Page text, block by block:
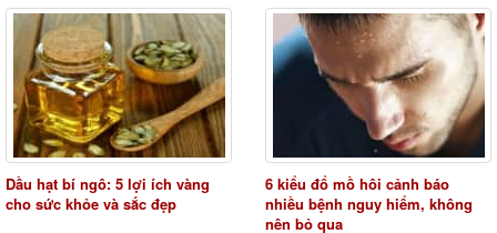
Dầu hạt bí ngô: 5 lợi ích vàng
cho sức khỏe và sắc đẹp
6 kiểu đổ mồ hôi cảnh báo
nhiều bệnh nguy hiểm, không
nên bỏ qua